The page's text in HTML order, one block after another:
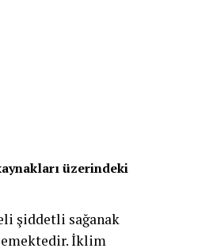
üzerindeki
şiddetli sağanak
İklim